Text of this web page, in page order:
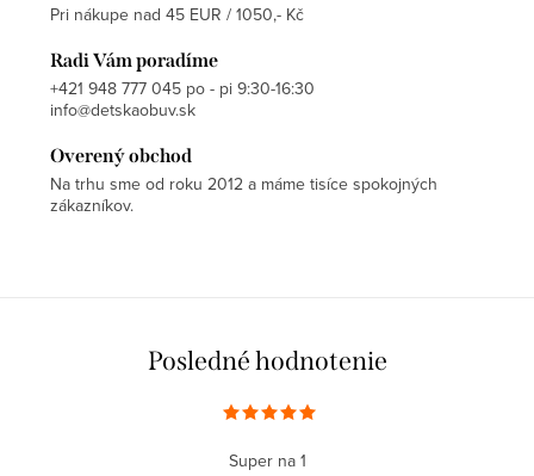
Pri nákupe nad 45 EUR / 1050,- Kč
Radi Vám poradíme
+421 948 777 045 po - pi 9:30-16:30
info@detskaobuv.sk
Overený obchod
Na trhu sme od roku 2012 a máme tisíce spokojných
zákazníkov.
Posledné hodnotenie
Super na 1